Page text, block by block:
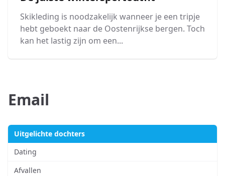
Skikleding is noodzakelijk wanneer je een tripje
hebt geboekt naar de Oostenrijkse bergen. Toch
kan het lastig zijn om een...
Email
Uitgelichte dochters
Dating
Afvallen